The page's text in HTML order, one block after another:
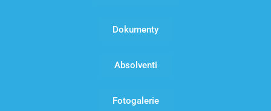
Dokumenty
Absolventi
Fotogalerie